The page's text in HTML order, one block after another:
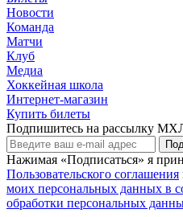
Новости
Команда
Матчи
Клуб
Медиа
Хоккейная школа
Интернет-магазин
Купить билеты
Подпишитесь на рассылку
Нажимая «Подписаться» я
Пользовательского соглашения
моих персональных данных в
обработки персональных